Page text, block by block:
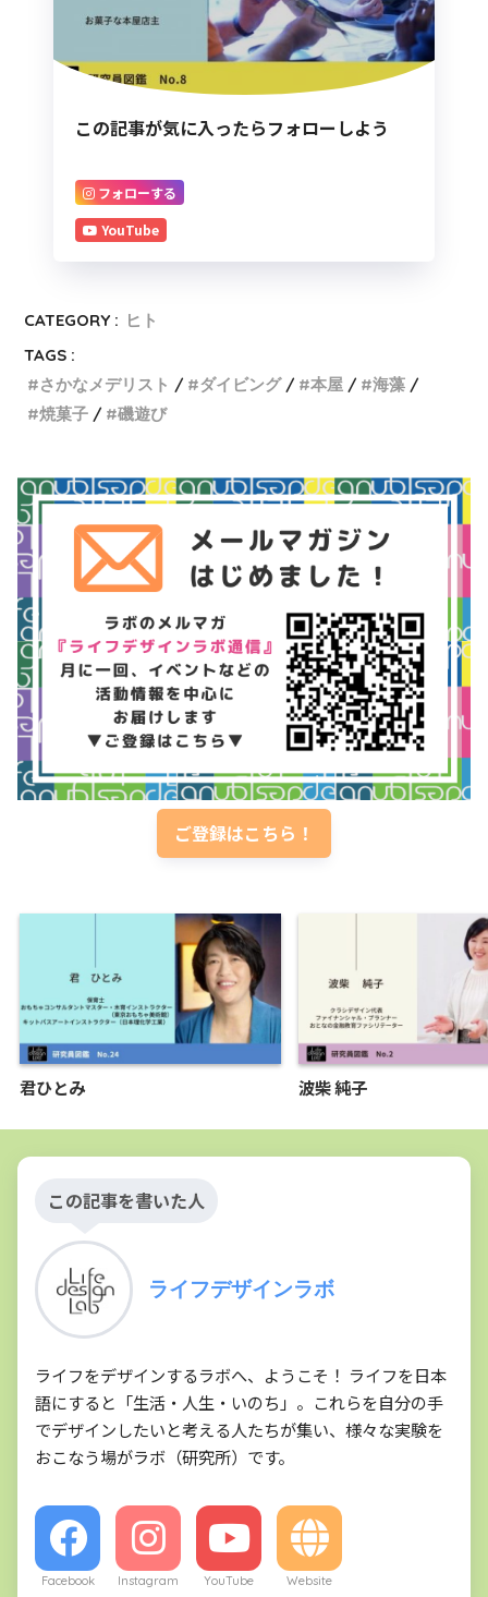
この記事が気に入ったらフォローしよう
フォローする
YouTube
CATEGORY : ヒト
TAGS :
さかなメデリスト
ダイビング 本屋
海藻
焼菓子
磯遊び
ご登録はこちら！
君ひとみ 波柴 純子
この記事を書いた人
ライフデザインラボ
ライフをデザインするラボへ、ようこそ！ ライフを日本
語にすると「生活・人生・いのち」。これらを自分の手
でデザインしたいと考える人たちが集い、様々な実験を
おこなう場がラボ（研究所）です。
Facebook Instagram YouTube Website